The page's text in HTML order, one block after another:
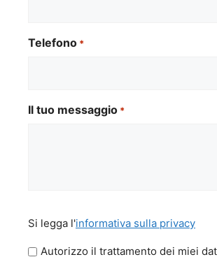
Telefono *
Il tuo messaggio *
legga
l'informativa
Si legga l'informativa sulla privacy
Autorizzo il trattamento dei miei